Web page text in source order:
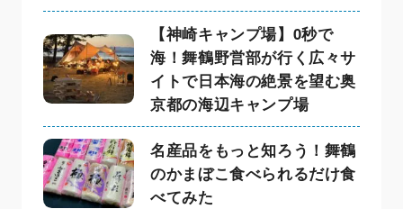
【神崎キャンプ場】0秒で
海！舞鶴野営部が行く広々サ
イトで日本海の絶景を望む奥
京都の海辺キャンプ場
名産品をもっと知ろう！舞鶴
のかまぼこ食べられるだけ食
べてみた